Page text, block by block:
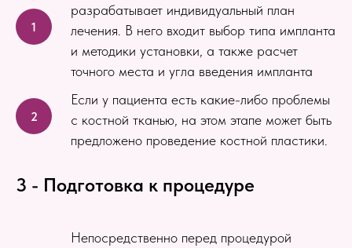
разрабатывает индивидуальный план
лечения. В него входит выбор типа импланта
и методики установки, а также расчет
точного места и угла введения импланта
Если у пациента есть какие-либо проблемы
с костной тканью, на этом этапе может быть
предложено проведение костной пластики.
3 - Подготовка к процедуре
Непосредственно перед процедурой